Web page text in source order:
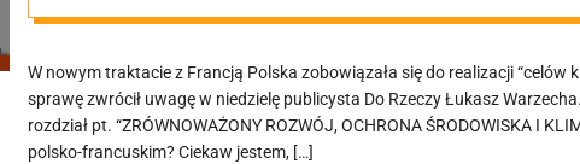
W nowym traktacie z Francją Polska zobowiązała się do realizacji
sprawę zwrócił uwagę w niedzielę publicysta Do Rzeczy Łukasz
rozdział pt. “ZRÓWNOWAŻONY ROZWÓJ, OCHRONA ŚRODOWISKA I
polsko-francuskim? Ciekaw jestem, […]